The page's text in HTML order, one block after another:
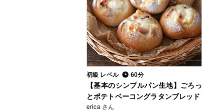
初級 レベル 60分
【基本のシンプルパン生地】ごろっ
とポテトベーコングラタンブレッド
erica さん